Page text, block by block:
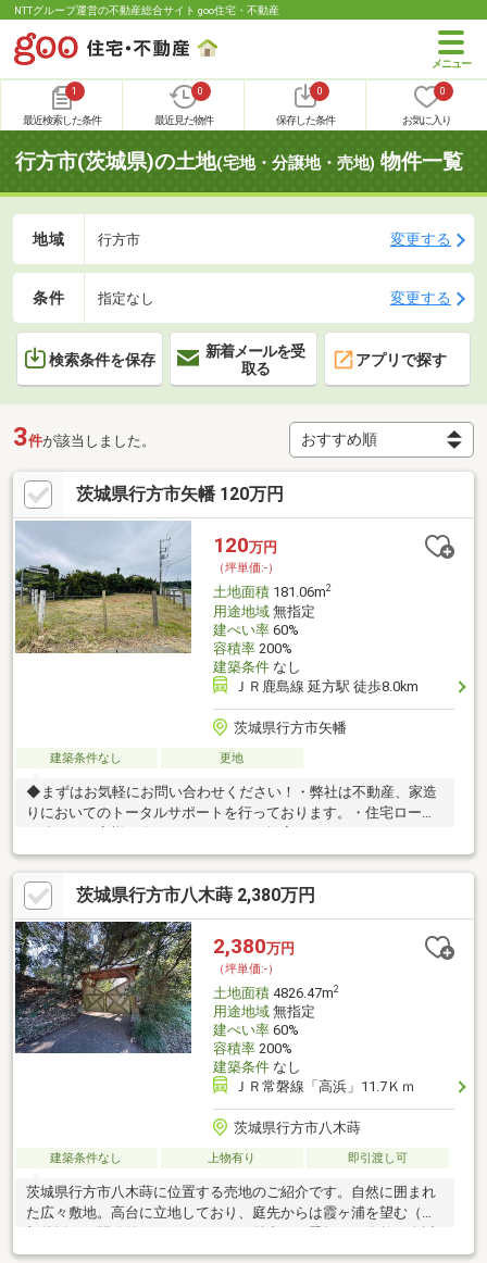
NTTグループ運営の不動産総合サイト goo住宅・不動産
1
最近検索した条件
0
最近見た物件
0
保存した条件
0
お気に入り
行方市(茨城県)の土地(宅地・分譲地・売地) 物件一覧
地域 行方市 変更する
条件 指定なし 変更する
検索条件を保存
新着メールを受
取る
アプリで探す
3件が該当しました。
茨城県行方市矢幡 120万円
120万円
（坪単価:-）
土地面積181.06m2
用途地域無指定
建ぺい率60%
容積率200%
建築条件なし
ＪＲ鹿島線 延方駅 徒歩8.0km
茨城県行方市矢幡
建築条件なし 更地
◆まずはお気軽にお問い合わせください！・弊社は不動産、家造
りにおいてのトータルサポートを行っております。・住宅ローン
に強く、お客様一人ひとりにあったご提案をさせていただきま
す。・スタッフ一同、誠心誠意ご対応させていただきます！◆経
験知識が豊富なスタッフが在籍！迅速な対応を心掛けておりま
す。・お問合せを受けてから即日ご対応をさせていただきま
す。・その他物件情報も多数ございます！お気軽にお問い合わせ
ください。
茨城県行方市八木蒔 2,380万円
2,380万円
（坪単価:-）
土地面積4826.47m2
用途地域無指定
建ぺい率60%
容積率200%
建築条件なし
ＪＲ常磐線「高浜」11.7Ｋｍ
茨城県行方市八木蒔
建築条件なし 上物有り 即引渡し可
茨城県行方市八木蒔に位置する売地のご紹介です。自然に囲まれ
た広々敷地。高台に立地しており、庭先からは霞ヶ浦を望む（一
に感じながら、落ち着いた暮らしを実現できます。